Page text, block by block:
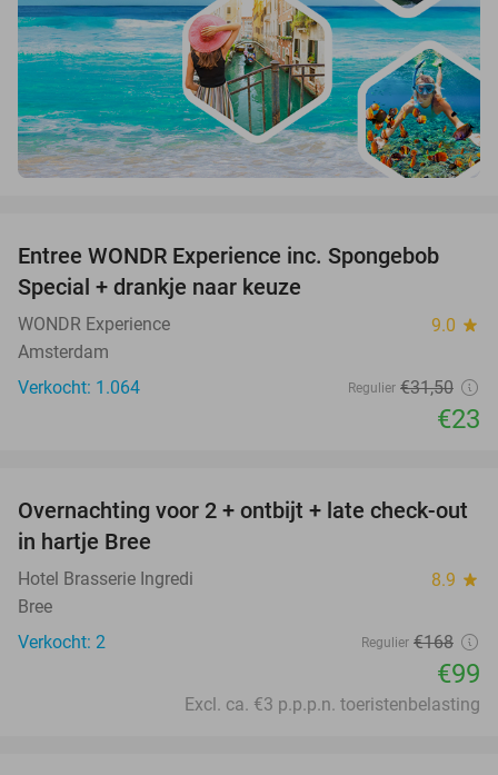
27%
Entree WONDR Experience inc. Spongebob
Special + drankje naar keuze
WONDR Experience 9.0 star
Amsterdam
Verkocht: 1.064
Regulier €31,50
€23
41%
TODAY
Overnachting voor 2 + ontbijt + late check-out
in hartje Bree
Hotel Brasserie Ingredi 8.9 star
Bree
Verkocht: 2
Regulier €168
€99
Excl. ca. €3 p.p.p.n. toeristenbelasting